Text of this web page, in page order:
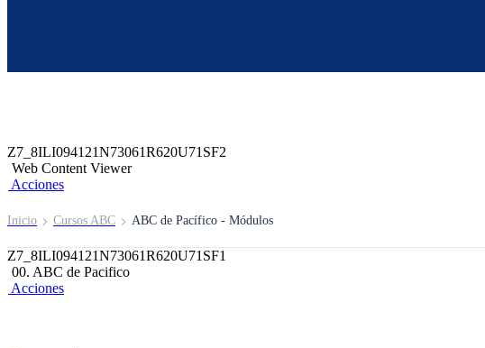
Z7_8ILI094121N73061R620U71SF2
Web Content Viewer
Acciones
Inicio Cursos ABC ABC de Pacífico - Módulos
Z7_8ILI094121N73061R620U71SF1
00. ABC de Pacifico
Acciones